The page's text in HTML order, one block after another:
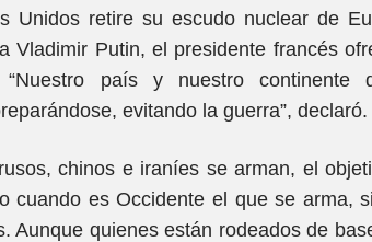
Unidos retire su escudo nuclear de
Vladimir Putin, el presidente francés
país y nuestro continente
evitando la guerra”, declaró.
chinos e iraníes se arman, el
cuando es Occidente el que se arma,
Aunque quienes están rodeados de